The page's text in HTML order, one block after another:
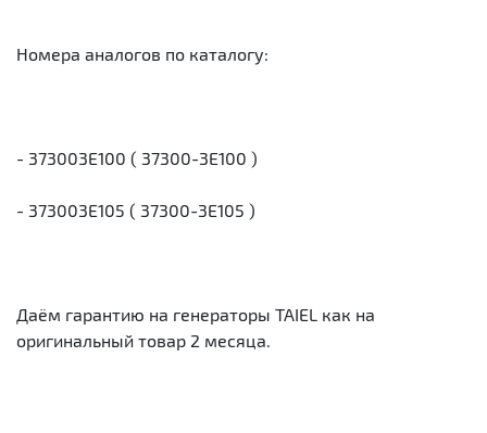
Номера аналогов по каталогу:
- 373003E100 ( 37300-3E100 )
- 373003E105 ( 37300-3E105 )
Даём гарантию на генераторы TAIEL как на
оригинальный товар 2 месяца.